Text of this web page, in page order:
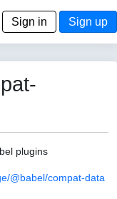
Sign in Sign up
plugins
@babel/compat-data